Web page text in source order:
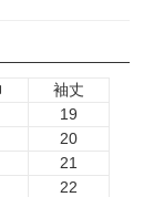
たキャラクタ
断りする場合
からお送りす
袖丈
19
20
21
22